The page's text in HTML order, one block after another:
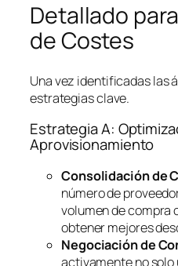
Detallado
de Costes
Una vez identificadas las
estrategias clave.
Estrategia A:
Aprovisionamiento
Consolidación de
número de
volumen de compra
obtener mejores
Negociación de
activamente no